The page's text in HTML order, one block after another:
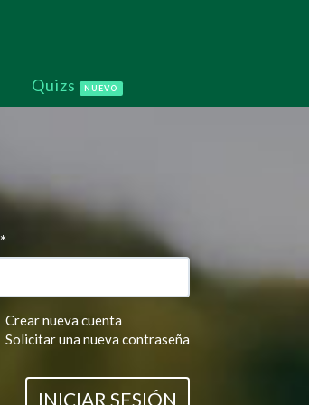
Quizs NUEVO
*
Crear nueva cuenta
Solicitar una nueva contraseña
INICIAR SESIÓN